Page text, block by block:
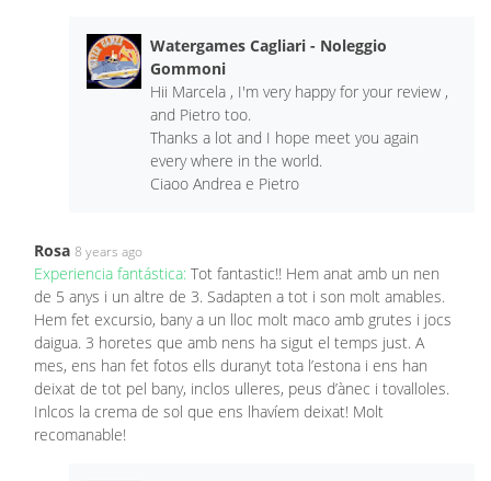
Watergames Cagliari - Noleggio
Gommoni
Hii Marcela , I'm very happy for your review ,
and Pietro too.
Thanks a lot and I hope meet you again
every where in the world.
Ciaoo Andrea e Pietro
Rosa 8 years ago
Experiencia fantástica: Tot fantastic!! Hem anat amb un nen
de 5 anys i un altre de 3. Sadapten a tot i son molt amables.
Hem fet excursio, bany a un lloc molt maco amb grutes i jocs
daigua. 3 horetes que amb nens ha sigut el temps just. A
mes, ens han fet fotos ells duranyt tota l’estona i ens han
deixat de tot pel bany, inclos ulleres, peus d’ànec i tovalloles.
Inlcos la crema de sol que ens lhavíem deixat! Molt
recomanable!